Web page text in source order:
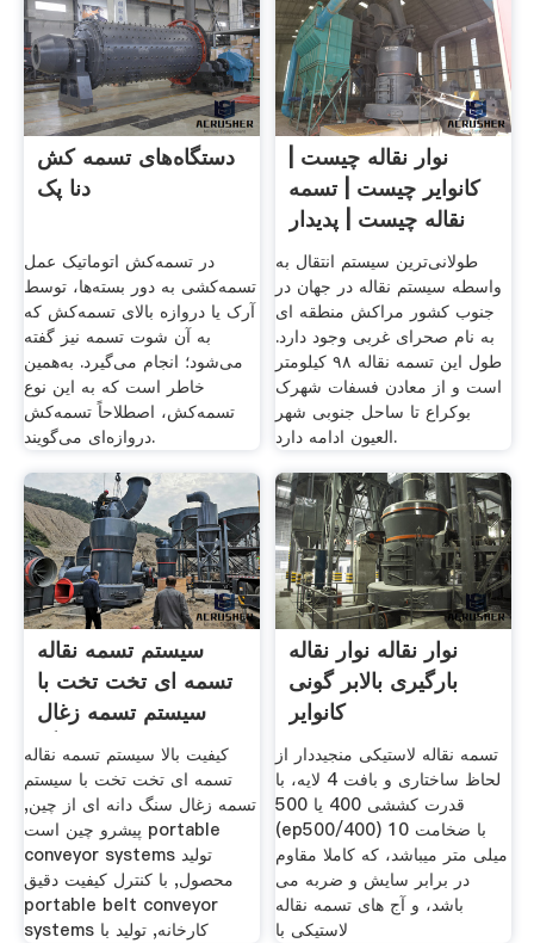
دستگاه‌های تسمه کش
دنا پک
در تسمه‌کش اتوماتیک عمل
تسمه‌کشی به دور بسته‌ها، توسط
آرک یا دروازه بالای تسمه‌کش که
به آن شوت تسمه نیز گفته
می‌شود؛ انجام می‌گیرد. به‌همین
خاطر است که به این نوع
تسمه‌کش، اصطلاحاً تسمه‌کش
دروازه‌ای می‌گویند.
نوار نقاله چیست |
کانوایر چیست | تسمه
نقاله چیست | پدیدار
طولانی‌ترین سیستم انتقال به
واسطه سیستم نقاله در جهان در
جنوب کشور مراکش منطقه ای
به نام صحرای غربی وجود دارد.
طول این تسمه نقاله ۹۸ کیلومتر
است و از معادن فسفات شهرک
بوکراع تا ساحل جنوبی شهر
العیون ادامه دارد.
سیستم تسمه نقاله
تسمه ای تخت تخت با
سیستم تسمه زغال
سنگ
کیفیت بالا سیستم تسمه نقاله
تسمه ای تخت تخت با سیستم
تسمه زغال سنگ دانه ای از چین,
پیشرو چین است portable
conveyor systems تولید
محصول, با کنترل کیفیت دقیق
portable belt conveyor
systems کارخانه, تولید با
نوار نقاله نوار نقاله
بارگیری بالابر گونی
کانوایر
تسمه نقاله لاستیکی منجیددار از
لحاظ ساختاری و بافت 4 لایه، با
قدرت کششی 400 یا 500
(ep500/400) با ضخامت 10
میلی متر میباشد، که کاملا مقاوم
در برابر سایش و ضربه می
باشد، و آج های تسمه نقاله
لاستیکی با